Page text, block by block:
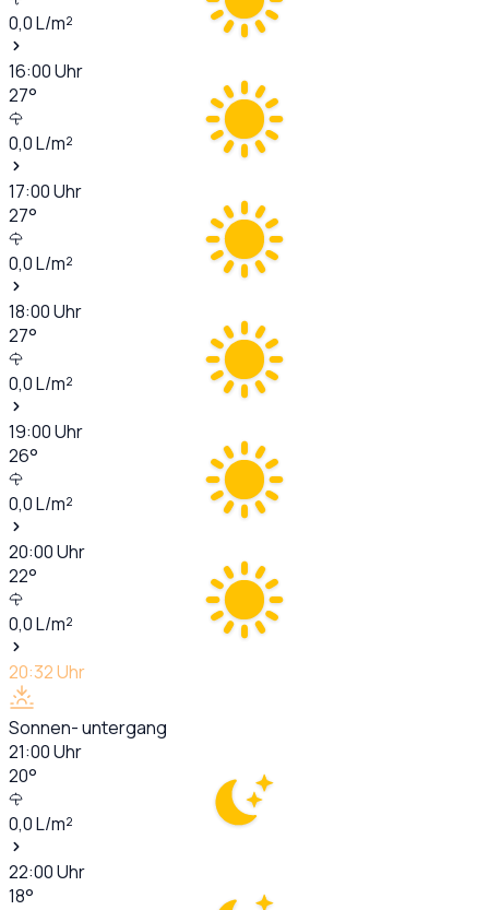
0,0L/m²
16:00Uhr
27°
0,0L/m²
17:00Uhr
27°
0,0L/m²
18:00Uhr
27°
0,0L/m²
19:00Uhr
26°
0,0L/m²
20:00Uhr
22°
0,0L/m²
20:32Uhr
Sonnen- untergang
21:00Uhr
20°
0,0L/m²
22:00Uhr
18°